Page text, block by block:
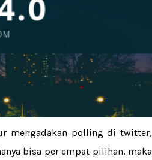
mengadakan polling di twitter,
bisa per empat pilihan, maka